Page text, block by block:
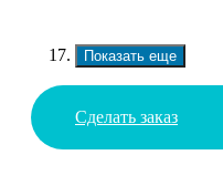
Показать еще
Сделать заказ